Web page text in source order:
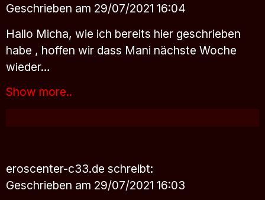
Geschrieben am 29/07/2021 16:04
Hallo Micha, wie ich bereits hier geschrieben
habe , hoffen wir dass Mani nächste Woche
wieder…
Show more..
eroscenter-c33.de schreibt:
Geschrieben am 29/07/2021 16:03